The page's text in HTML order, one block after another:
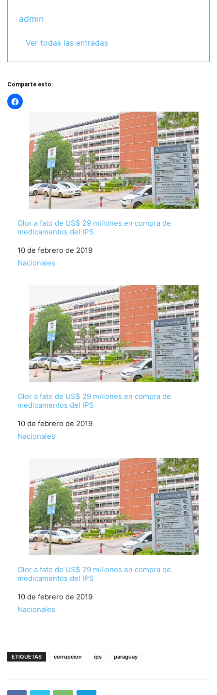
admin
Ver todas las entradas
Comparte esto:
Olor a fato de US$ 29 millones en compra de
medicamentos del IPS
Fecha
10 de febrero de 2019
Respecto a
Nacionales
Olor a fato de US$ 29 millones en compra de
medicamentos del IPS
Fecha
10 de febrero de 2019
Respecto a
Nacionales
Olor a fato de US$ 29 millones en compra de
medicamentos del IPS
Fecha
10 de febrero de 2019
Respecto a
Nacionales
ETIQUETAS corrupcion ips paraguay